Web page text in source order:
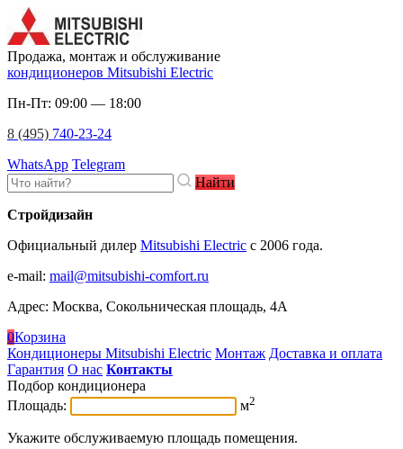
Продажа, монтаж и обслуживание
кондиционеров Mitsubishi Electric
Пн-Пт: 09:00 — 18:00
8 (495) 740-23-24
WhatsApp Telegram
Найти
Стройдизайн
Официальный дилер Mitsubishi Electric c 2006 года.
e-mail: mail@mitsubishi-comfort.ru
Адрес: Москва, Сокольническая площадь, 4А
0Корзина
Кондиционеры Mitsubishi Electric Монтаж Доставка и оплата
Гарантия О нас Контакты
Подбор кондиционера
Площадь:
м2
Укажите обслуживаемую площадь помещения.